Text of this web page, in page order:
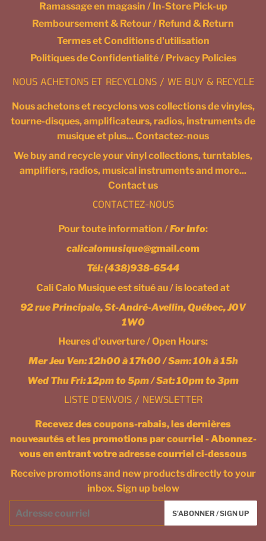
Ramassage en magasin / In-Store Pick-up
Remboursement & Retour / Refund & Return
Termes et Conditions d'utilisation
Politiques de Confidentialité / Privacy Policies
NOUS ACHETONS ET RECYCLONS / WE BUY & RECYCLE
Nous achetons et recyclons vos collections de vinyles,
tourne-disques, amplificateurs, radios, instruments de
musique et plus... Contactez-nous
We buy and recycle your vinyl collections, turntables,
amplifiers, radios, musical instruments and more...
Contact us
CONTACTEZ-NOUS
Pour toute information /For Info:
calicalomusique@gmail.com
Tél:(438)938-6544
Cali Calo Musique est situé au / is located at
92 rue Principale, St-André-Avellin, Québec, J0V
1W0
Heures d'ouverture / Open Hours:
Mer Jeu Ven: 12h00 à 17h00 / Sam: 10h à 15h
Wed Thu Fri: 12pm to 5pm / Sat: 10pm to 3pm
LISTE D'ENVOIS / NEWSLETTER
Recevez des coupons-rabais, les dernières
nouveautés et les promotions par courriel - Abonnez-
vous en entrant votre adresse courriel ci-dessous
Receive promotions and new products directly to your
inbox. Sign up below
S'ABONNER / SIGN UP